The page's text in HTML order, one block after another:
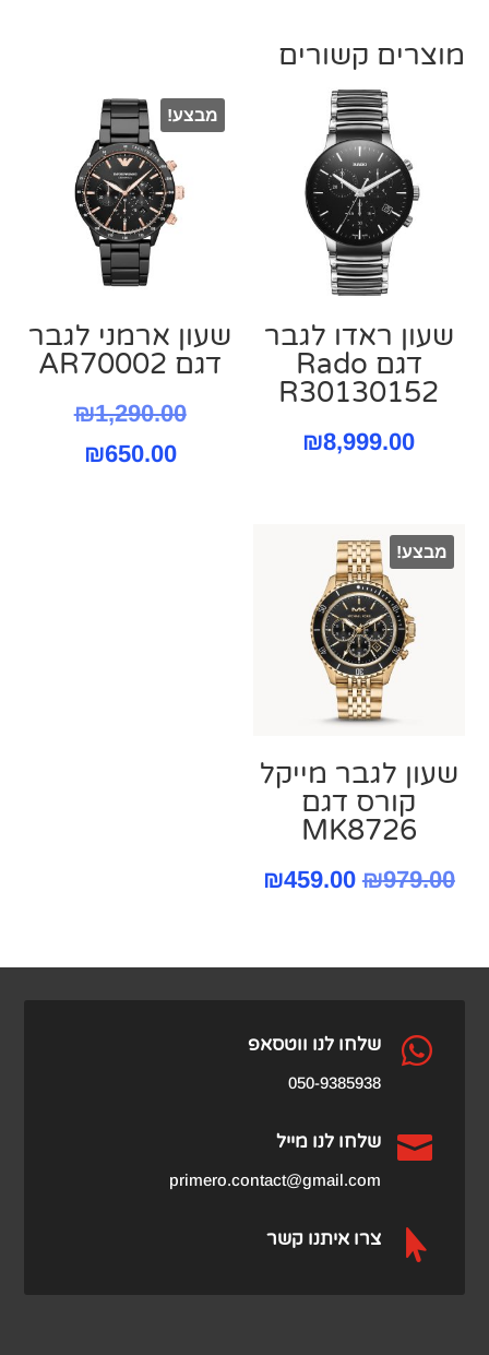
מוצרים קשורים
שעון ראדו לגבר
דגם Rado
R30130152
₪8,999.00
מבצע!
שעון ארמני לגבר
דגם AR70002
₪1,290.00
המחיר
₪650.00
מבצע!
שעון לגבר מייקל
קורס ‏דגם
MK8726
₪979.00
המחיר₪459.00
 שלחו לנו ווטסאפ
050-9385938
 שלחו לנו מייל
primero.contact@gmail.com
 צרו איתנו קשר